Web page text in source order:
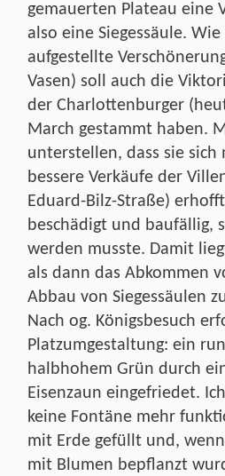
gemauerten Plateau eine
also eine Siegessäule.
aufgestellte
Vasen) soll auch die
der Charlottenburger
March gestammt haben.
unterstellen, dass sie sich
bessere Verkäufe der
Eduard-Bilz-Straße)
beschädigt und baufällig,
werden musste. Damit
als dann das Abkommen
Abbau von Siegessäulen
Nach og. Königsbesuch
Platzumgestaltung: ein
halbhohem Grün durch
Eisenzaun eingefriedet.
keine Fontäne mehr
mit Erde gefüllt und,
mit Blumen bepflanzt